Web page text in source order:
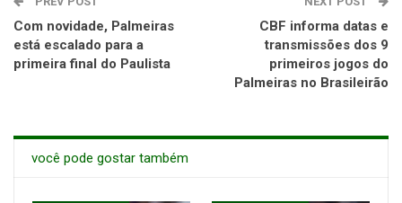
Com novidade, Palmeiras
está escalado para a
primeira final do Paulista
CBF informa datas e
transmissões dos 9
primeiros jogos do
Palmeiras no Brasileirão
você pode gostar também